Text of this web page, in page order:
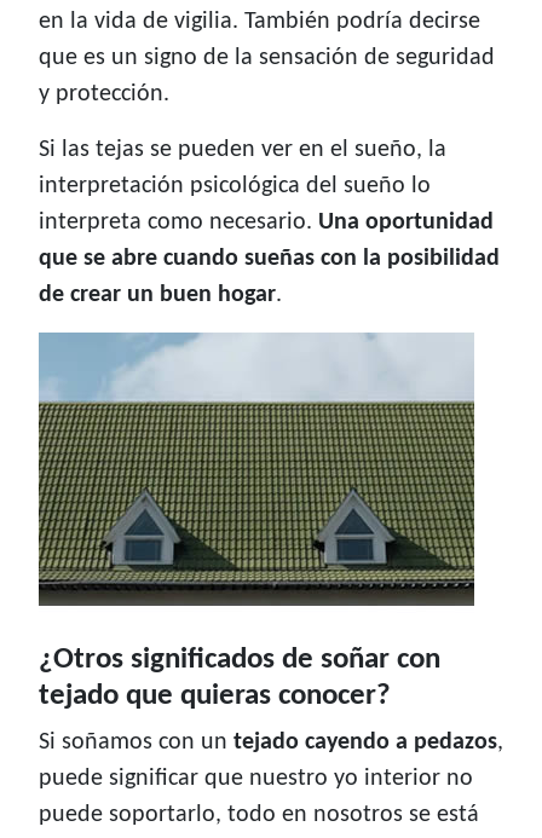
en la vida de vigilia. También podría decirse
que es un signo de la sensación de seguridad
y protección.
Si las tejas se pueden ver en el sueño, la
interpretación psicológica del sueño lo
interpreta como necesario. Una oportunidad
que se abre cuando sueñas con la posibilidad
de crear un buen hogar.
¿Otros significados de soñar con
tejado que quieras conocer?
Si soñamos con un tejado cayendo a pedazos,
puede significar que nuestro yo interior no
puede soportarlo, todo en nosotros se está